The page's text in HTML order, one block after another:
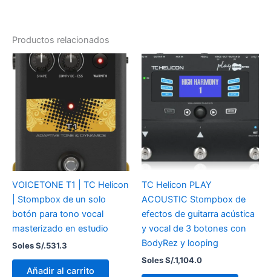
Productos relacionados
VOICETONE T1 | TC Helicon
| Stompbox de un solo
botón para tono vocal
masterizado en estudio
Soles S/.531.3
Añadir al carrito
TC Helicon PLAY
ACOUSTIC Stompbox de
efectos de guitarra acústica
y vocal de 3 botones con
BodyRez y looping
Soles S/.1,104.0